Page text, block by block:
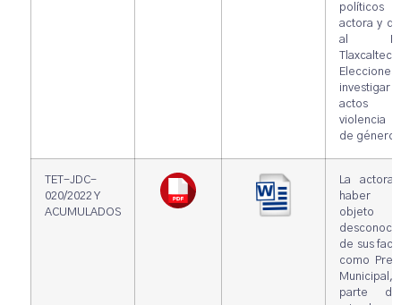
políticos
actora y
al
actos
violencia
de género.
TET-JDC-
020/2022 Y
ACUMULADOS
La actora
haber
objeto
de sus
como
parte